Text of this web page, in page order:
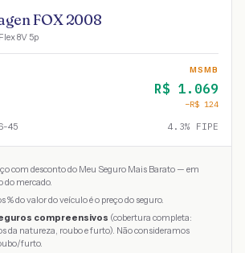
FOX 2008
8V 5p
MSMB
R$ 1.069
−R$ 124
45 4.3% FIPE
com desconto do Meu Seguro Mais Barato — em
do mercado.
% do valor do veículo é o preço do seguro.
compreensivos (cobertura completa:
da natureza, roubo e furto). Não consideramos
furto.